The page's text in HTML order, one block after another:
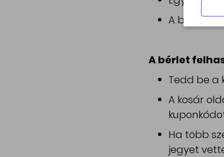
A bérlet a
A bérlet
Tedd be a
A kosár
Ha több
jegyet